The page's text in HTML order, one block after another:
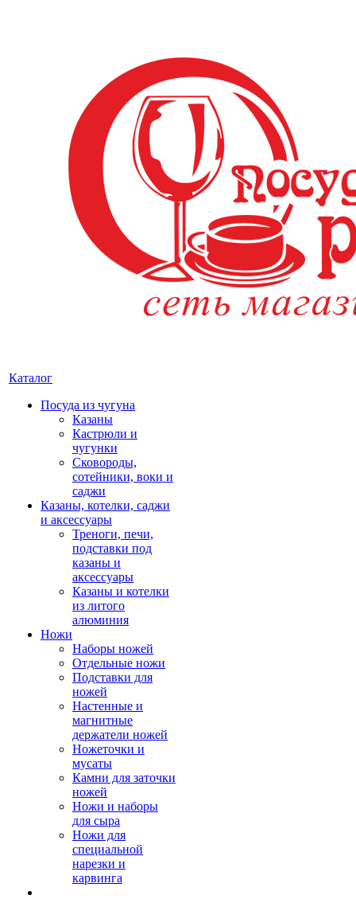
Каталог
Посуда из чугуна
Казаны
Кастрюли и
чугунки
Сковороды,
сотейники, воки и
саджи
Казаны, котелки, саджи
и аксессуары
Треноги, печи,
подставки под
казаны и
аксессуары
Казаны и котелки
из литого
алюминия
Ножи
Наборы ножей
Отдельные ножи
Подставки для
ножей
Настенные и
магнитные
держатели ножей
Ножеточки и
мусаты
Камни для заточки
ножей
Ножи и наборы
для сыра
Ножи для
специальной
нарезки и
карвинга